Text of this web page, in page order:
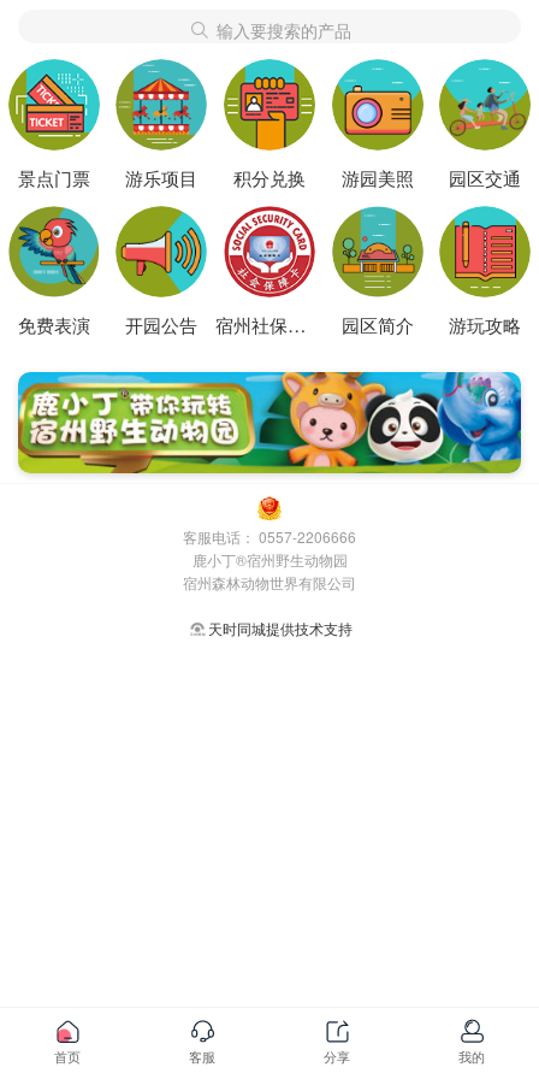
输入要搜索的产品
景点门票 游乐项目 积分兑换 游园美照 园区交通
免费表演 开园公告 宿州社保卡活动 园区简介 游玩攻略
首页 客服 分享 我的
客服电话： 0557-2206666
鹿小丁®宿州野生动物园
宿州森林动物世界有限公司
天时同城提供技术支持